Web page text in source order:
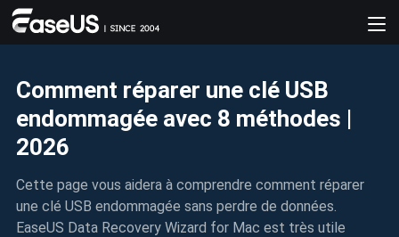
Comment réparer une clé USB
endommagée avec 8 méthodes |
2026
Cette page vous aidera à comprendre comment réparer
une clé USB endommagée sans perdre de données.
EaseUS Data Recovery Wizard for Mac est très utile